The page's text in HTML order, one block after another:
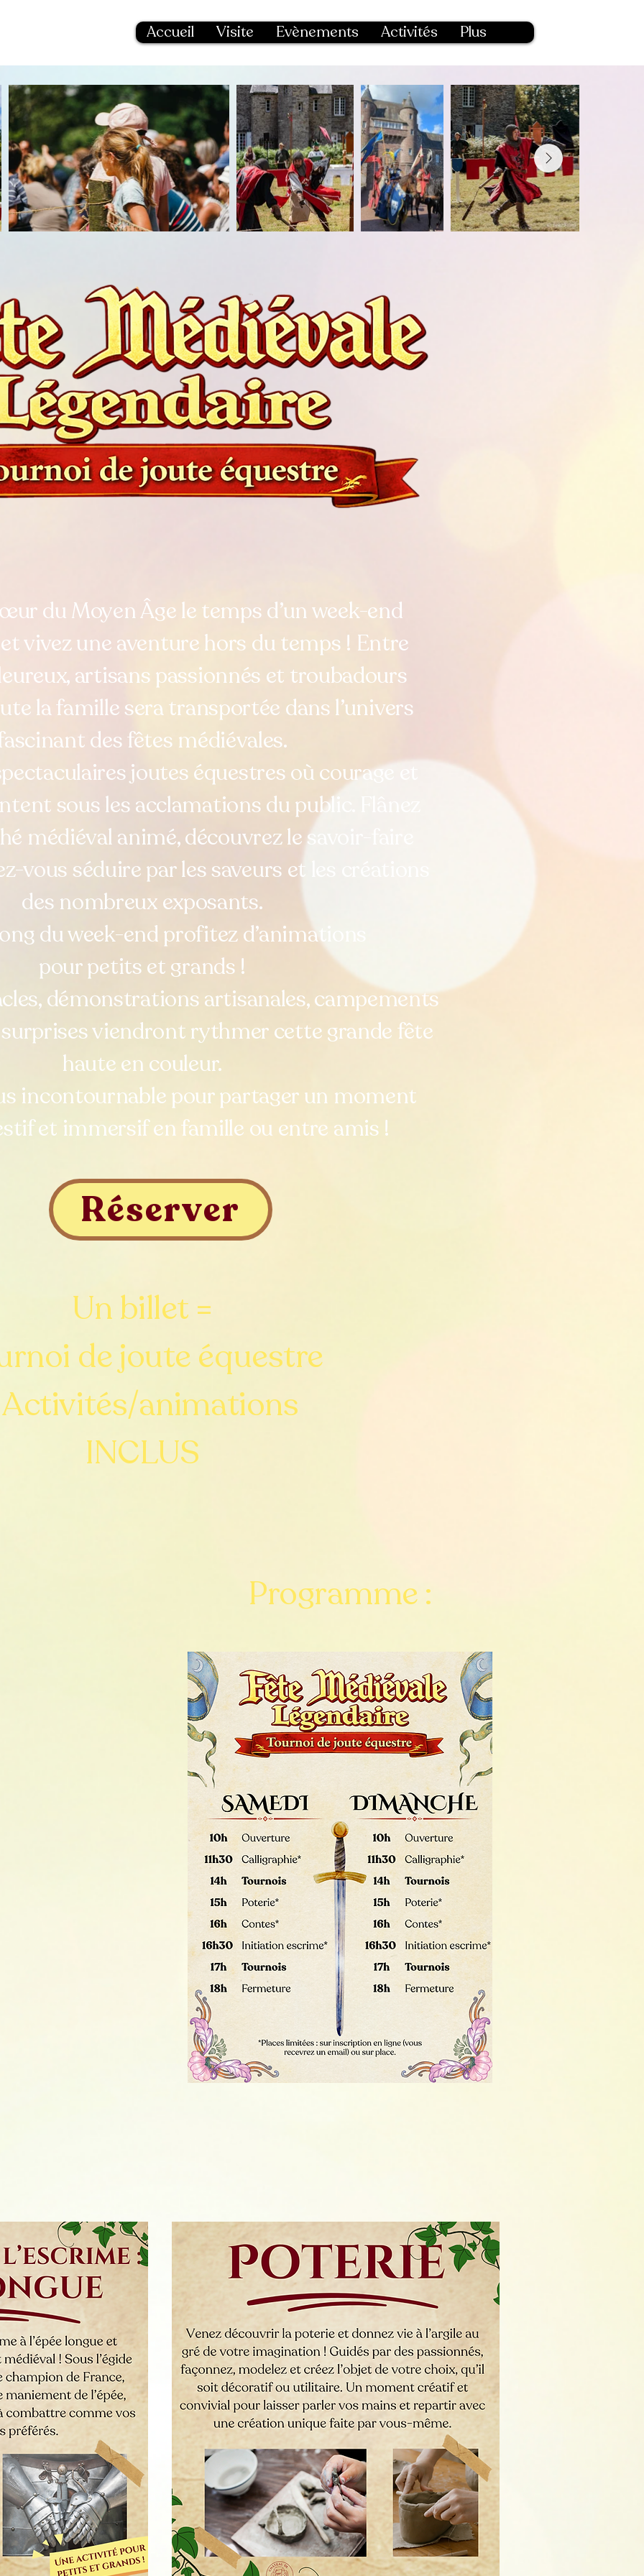
Accueil Visite Evènements Activités Plus
du Moyen Âge le temps d’un week-end
vivez une aventure hors du temps ! Entre
artisans passionnés et troubadours
la famille sera transportée dans l’univers
des fêtes médiévales.
joutes équestres où courage et
sous les acclamations du public. Flânez
médiéval animé, découvrez le savoir-faire
vous séduire par les saveurs et les créations
des nombreux exposants.
du week-end profitez d’animations
pour petits et grands !
démonstrations artisanales, campements
surprises viendront rythmer cette grande fête
haute en couleur.
incontournable pour partager un moment
et immersif en famille ou entre amis !
Réserver
Un billet =
de joute équestre
animations
INCLUS
Programme :